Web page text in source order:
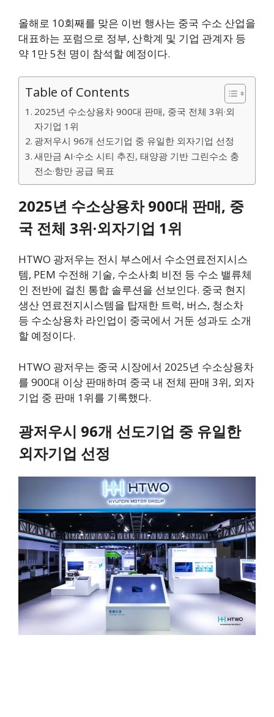
올해로 10회째를 맞은 이번 행사는 중국 수소 산업을
대표하는 포럼으로 정부, 산학계 및 기업 관계자 등
약 1만 5천 명이 참석할 예정이다.
Table of Contents
2025년 수소상용차 900대 판매, 중국 전체 3위·외
자기업 1위
광저우시 96개 선도기업 중 유일한 외자기업 선정
새만금 AI·수소 시티 추진, 태양광 기반 그린수소 충
전소·항만 공급 목표
2025년 수소상용차 900대 판매, 중
국 전체 3위·외자기업 1위
HTWO 광저우는 전시 부스에서 수소연료전지시스
템, PEM 수전해 기술, 수소사회 비전 등 수소 밸류체
인 전반에 걸친 통합 솔루션을 선보인다. 중국 현지
생산 연료전지시스템을 탑재한 트럭, 버스, 청소차
등 수소상용차 라인업이 중국에서 거둔 성과도 소개
할 예정이다.
HTWO 광저우는 중국 시장에서 2025년 수소상용차
를 900대 이상 판매하며 중국 내 전체 판매 3위, 외자
기업 중 판매 1위를 기록했다.
광저우시 96개 선도기업 중 유일한
외자기업 선정